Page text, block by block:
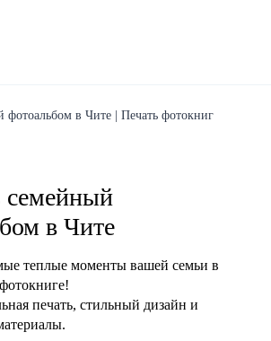
фотоальбом в Чите | Печать фотокниг
семейный
в Чите
теплые моменты вашей семьи в
печать, стильный дизайн и